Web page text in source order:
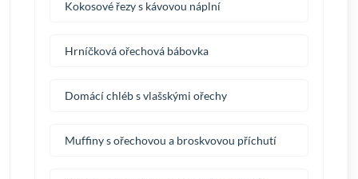
Kokosové řezy s kávovou náplní
Hrníčková ořechová bábovka
Domácí chléb s vlašskými ořechy
Muffiny s ořechovou a broskvovou příchutí